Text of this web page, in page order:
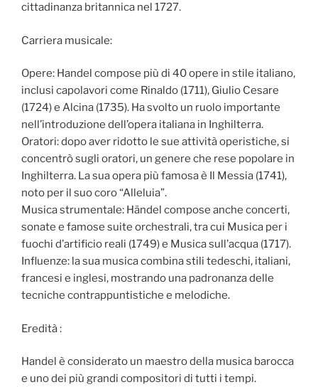
cittadinanza britannica nel 1727.
Carriera musicale:
Opere: Handel compose più di 40 opere in stile italiano,
inclusi capolavori come Rinaldo (1711), Giulio Cesare
(1724) e Alcina (1735). Ha svolto un ruolo importante
nell’introduzione dell’opera italiana in Inghilterra.
Oratori: dopo aver ridotto le sue attività operistiche, si
concentrò sugli oratori, un genere che rese popolare in
Inghilterra. La sua opera più famosa è Il Messia (1741),
noto per il suo coro “Alleluia”.
Musica strumentale: Händel compose anche concerti,
sonate e famose suite orchestrali, tra cui Musica per i
fuochi d’artificio reali (1749) e Musica sull’acqua (1717).
Influenze: la sua musica combina stili tedeschi, italiani,
francesi e inglesi, mostrando una padronanza delle
tecniche contrappuntistiche e melodiche.
Eredità :
Handel è considerato un maestro della musica barocca
e uno dei più grandi compositori di tutti i tempi.